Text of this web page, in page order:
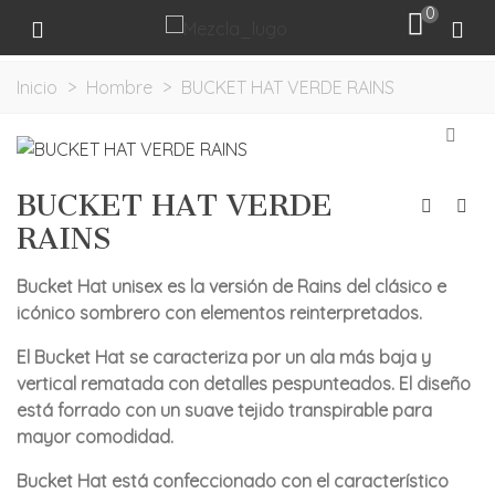
0
Inicio > Hombre > BUCKET HAT VERDE RAINS
BUCKET HAT VERDE
RAINS
Bucket Hat unisex es la versión de Rains del clásico e
icónico sombrero con elementos reinterpretados.
El Bucket Hat se caracteriza por un ala más baja y
vertical rematada con detalles pespunteados. El diseño
está forrado con un suave tejido transpirable para
mayor comodidad.
Bucket Hat está confeccionado con el característico